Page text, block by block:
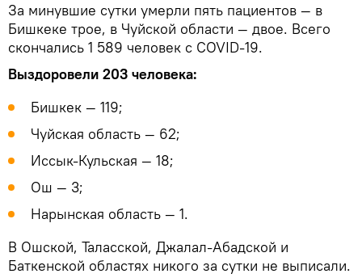
За минувшие сутки умерли пять пациентов — в
Бишкеке трое, в Чуйской области — двое. Всего
скончались 1 589 человек с COVID-19.
Выздоровели 203 человека:
Бишкек — 119;
Чуйская область — 62;
Иссык-Кульская — 18;
Ош — 3;
Нарынская область — 1.
В Ошской, Таласской, Джалал-Абадской и
Баткенской областях никого за сутки не выписали.